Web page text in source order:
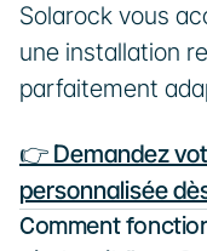
Solarock vous
une installation
parfaitement
👉 Demandez
personnalisée
Comment